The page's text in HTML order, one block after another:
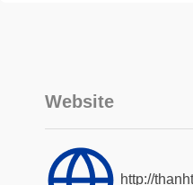
Website
http://